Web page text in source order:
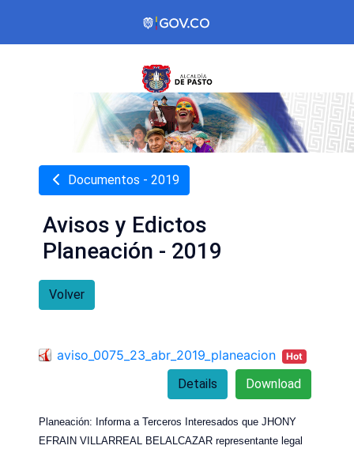
Documentos - 2019
Avisos y Edictos
Planeación - 2019
Volver
aviso_0075_23_abr_2019_planeacion Hot
Download
Details
Planeación: Informa a Terceros Interesados que JHONY
EFRAIN VILLARREAL BELALCAZAR representante legal